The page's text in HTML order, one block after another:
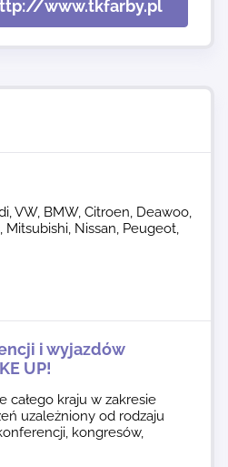
www.tkfarby.pl
VW, BMW, Citroen, Deawoo,
Mitsubishi, Nissan, Peugeot,
i wyjazdów
UP!
całego kraju w zakresie
uzależniony od rodzaju
kongresów,